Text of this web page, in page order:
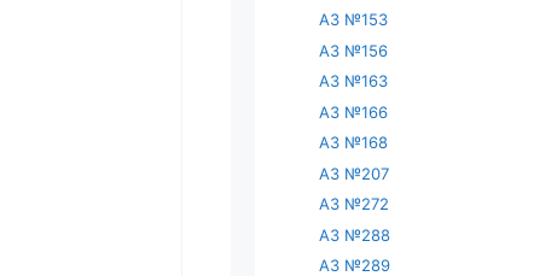
АЗ №153
АЗ №156
АЗ №163
АЗ №166
АЗ №168
АЗ №207
АЗ №272
АЗ №288
АЗ №289